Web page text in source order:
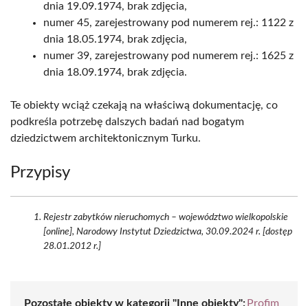
dnia 19.09.1974, brak zdjęcia,
numer 45, zarejestrowany pod numerem rej.: 1122 z
dnia 18.05.1974, brak zdjęcia,
numer 39, zarejestrowany pod numerem rej.: 1625 z
dnia 18.09.1974, brak zdjęcia.
Te obiekty wciąż czekają na właściwą dokumentację, co
podkreśla potrzebę dalszych badań nad bogatym
dziedzictwem architektonicznym Turku.
Przypisy
Rejestr zabytków nieruchomych – województwo wielkopolskie
[online], Narodowy Instytut Dziedzictwa, 30.09.2024 r. [dostęp
28.01.2012 r.]
Pozostałe obiekty w kategorii "Inne obiekty": Profim